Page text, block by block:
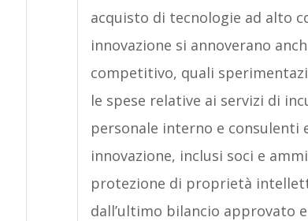
acquisto di tecnologie ad alto
innovazione si annoverano
competitivo, quali
le spese relative ai servizi di
personale interno e
innovazione, inclusi soci e
protezione di proprietà
dall’ultimo bilancio approvato